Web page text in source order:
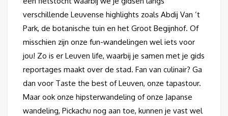
verschillende Leuvense highlights zoals Abdij Van ’t
Park, de botanische tuin en het Groot Begijnhof. Of
misschien zijn onze fun-wandelingen wel iets voor
jou! Zo is er Leuven life, waarbij je samen met je gids
reportages maakt over de stad. Fan van culinair? Ga
dan voor Taste the best of Leuven, onze tapastour.
Maar ook onze hipsterwandeling of onze Japanse
wandeling, Pickachu nog aan toe, kunnen je vast wel